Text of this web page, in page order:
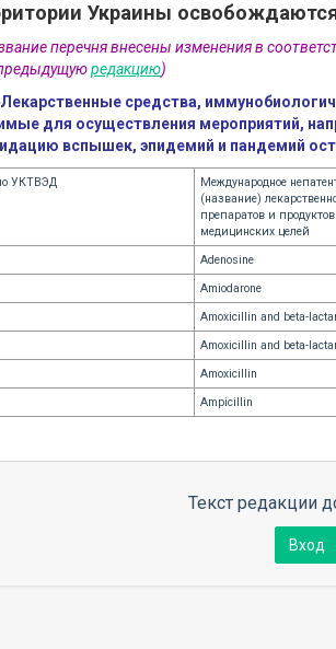
Украины
перечня внесены изменения в
редакцию)
Лекарственные средства,
для осуществления мероприятий,
вспышек, эпидемий и пандемий
УКТВЭД
Международное
(название)
препаратов и
медицинских целей
Adenosine
Amiodarone
Amoxicillin and beta-
Amoxicillin and beta-
Amoxicillin
Ampicillin
Текст редакции
Вход